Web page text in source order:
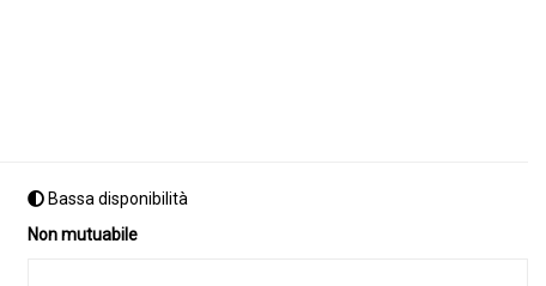
Bassa disponibilità
Non mutuabile